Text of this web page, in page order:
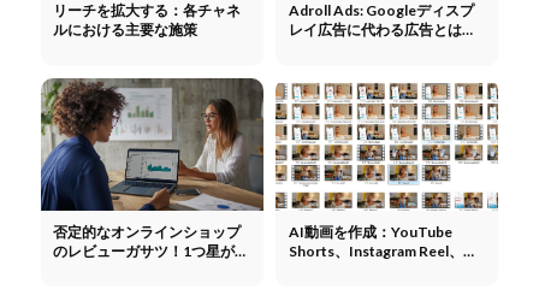
リーチを拡大する：各チャネ
ルにおける主要な施策
Adroll Ads: Googleディスプ
レイ広告に代わる広告とは？
否定的なオンラインショップ
のレビューガサツ！1つ星が台
AI動画を作成：YouTube
Shorts、Instagram Reel、